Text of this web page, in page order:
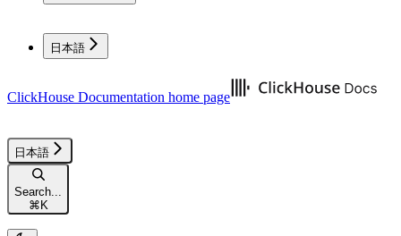
日本語
ClickHouse Documentation home page
日本語
Search...
⌘ K